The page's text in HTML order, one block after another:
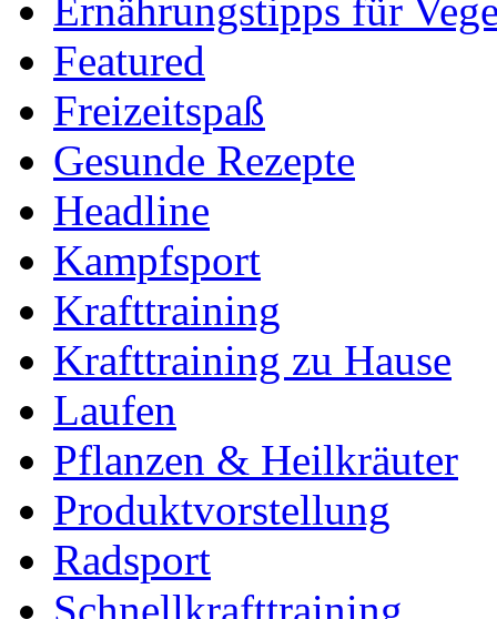
Ernährungstipps für
Featured
Freizeitspaß
Gesunde Rezepte
Headline
Kampfsport
Krafttraining
Krafttraining zu Hause
Laufen
Pflanzen & Heilkräuter
Produktvorstellung
Radsport